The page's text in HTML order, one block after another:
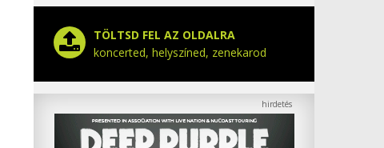
TÖLTSD FEL AZ OLDALRA
koncerted, helyszíned, zenekarod